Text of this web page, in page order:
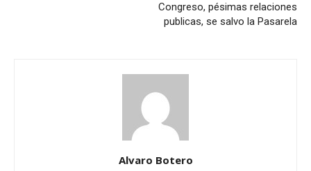
Congreso, pésimas relaciones
publicas, se salvo la Pasarela
Alvaro Botero